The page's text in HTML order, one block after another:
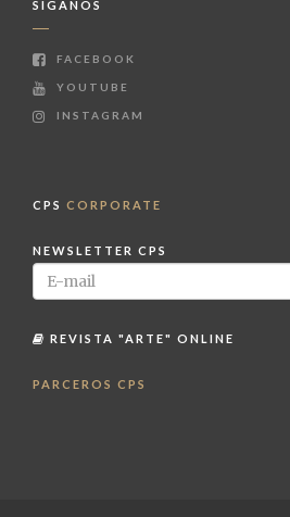
SÍGANOS
FACEBOOK
YOUTUBE
INSTAGRAM
CPS CORPORATE
NEWSLETTER CPS
REVISTA "ARTE" ONLINE
PARCEROS CPS